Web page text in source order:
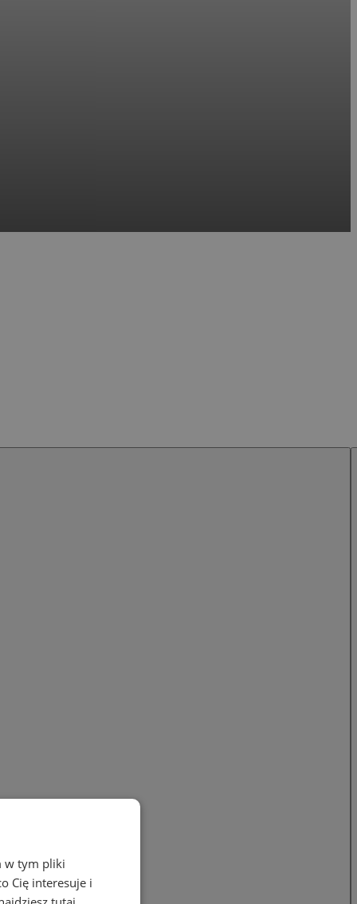
w tym pliki
Cię interesuje i